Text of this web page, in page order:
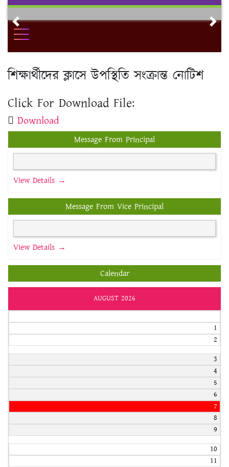
Skip
contentPrevious
শিক্ষার্থীদের ক্লাসে উপস্থিতি সংক্রান্ত নোটিশ
Click For Download File:
Download
Message From Principal
View Details →
Message From Vice Principal
View Details →
Calendar
AUGUST 2026
1
2
3
4
5
6
7
8
9
10
11